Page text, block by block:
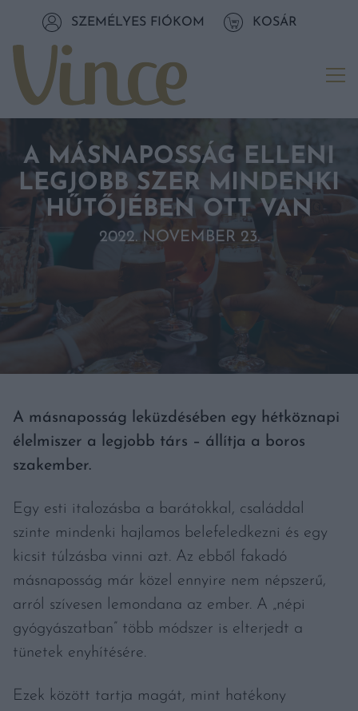
Tovább a tartalomhozSZEMÉLYES FIÓKOM KOSÁR
A MÁSNAPOSSÁG ELLENI
LEGJOBB SZER MINDENKI
HŰTŐJÉBEN OTT VAN
2022. NOVEMBER 23.
A másnaposság leküzdésében egy hétköznapi
élelmiszer a legjobb társ – állítja a boros
szakember.
Egy esti italozásba a barátokkal, családdal
szinte mindenki hajlamos belefeledkezni és egy
kicsit túlzásba vinni azt. Az ebből fakadó
másnaposság már közel ennyire nem népszerű,
arról szívesen lemondana az ember. A „népi
gyógyászatban” több módszer is elterjedt a
tünetek enyhítésére.
Ezek között tartja magát, mint hatékony